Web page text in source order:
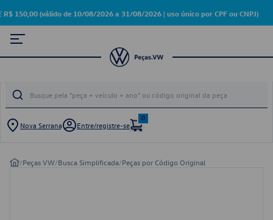
R$ 150,00 (válido de 10/08/2026 a 31/08/2026 | uso único por CPF ou CNPJ)
Nova Serrana Entre/registre-se
0
/Peças VW/Busca Simplificada/Peças por Código Original